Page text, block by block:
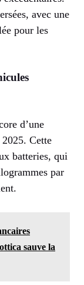
avec une
pour les
d’une
Cette
batteries, qui
par
sauve la